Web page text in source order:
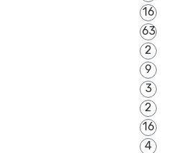
16
63
2
9
3
2
16
4